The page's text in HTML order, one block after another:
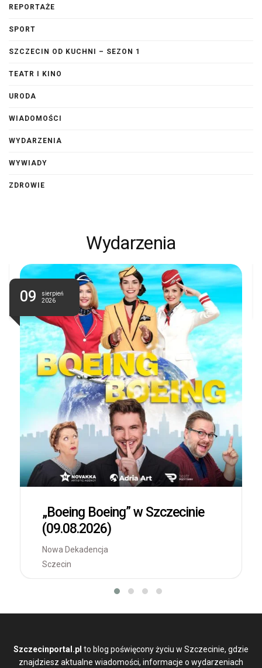
REPORTAŻE
SPORT
SZCZECIN OD KUCHNI – SEZON 1
TEATR I KINO
URODA
WIADOMOŚCI
WYDARZENIA
WYWIADY
ZDROWIE
Wydarzenia
09
sierpień
2026
„Boeing Boeing” w Szczecinie
(09.08.2026)
Nowa Dekadencja
Sczecin
Szczecinportal.pl to blog poświęcony życiu w Szczecinie, gdzie
znajdziesz aktualne wiadomości, informacje o wydarzeniach